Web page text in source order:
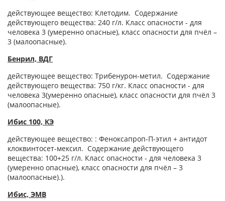
действующее вещество: Клетодим. Содержание
действующего вещества: 240 г/л. Класс опасности - для
человека 3 (умеренно опасные), класс опасности для пчёл –
3 (малоопасные).
Бенрил, ВДГ
действующее вещество: Трибенурон-метил. Содержание
действующего вещества: 750 г/кг. Класс опасности - для
человека 3(умеренно опасные), класс опасности для пчёл 3
(малоопасные).
Ибис 100, КЭ
действующее вещество: : Феноксапроп-П-этил + антидот
клоквинтосет-мексил. Содержание действующего
вещества: 100+25 г/л. Класс опасности - для человека 3
(умеренно опасные), класс опасности для пчёл – 3
(малоопасные).).
Ибис, ЭМВ